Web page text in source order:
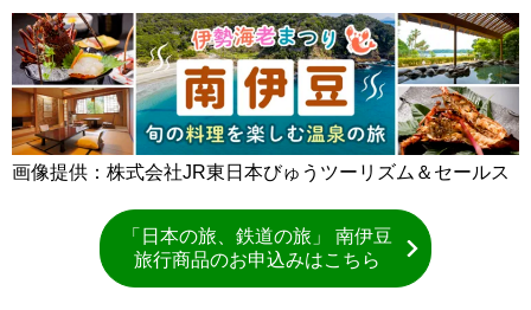
画像提供：株式会社JR東日本びゅうツーリズム＆セールス
「日本の旅、鉄道の旅」 南伊豆
旅行商品のお申込みはこちら